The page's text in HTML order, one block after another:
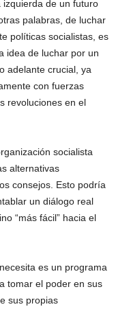
izquierda de un futuro
palabras, de luchar
políticas socialistas, es
idea de luchar por un
adelante crucial, ya
con fuerzas
revoluciones en el
socialista
alternativas
consejos. Esto podría
un diálogo real
“más fácil” hacia el
es un programa
tomar el poder en sus
sus propias